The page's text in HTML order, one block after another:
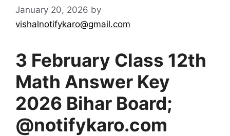
January 20, 2026 by
vishalnotifykaro@gmail.com
3 February Class 12th
Math Answer Key
2026 Bihar Board;
@notifykaro.com